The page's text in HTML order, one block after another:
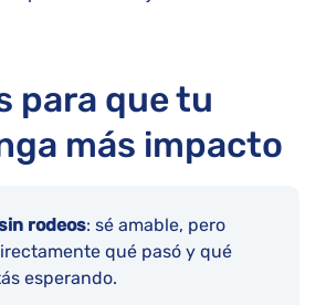
para que tu
más impacto
rodeos: sé amable, pero
qué pasó y qué
esperando.